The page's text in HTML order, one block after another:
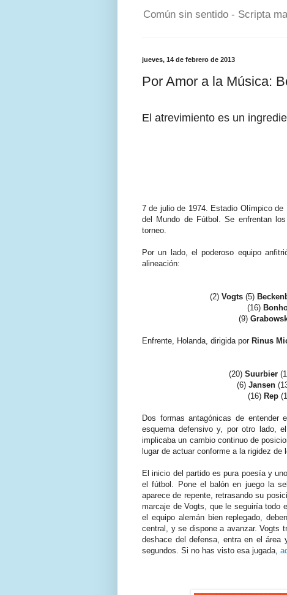
Común sin sentido - Scripta
jueves, 14 de febrero de 2013
Por Amor a la Música:
El atrevimiento es un
7 de julio de 1974. Estadio Olímpico de
del Mundo de Fútbol. Se enfrentan
torneo.
Por un lado, el poderoso equipo
alineación:
(2) Vogts(5)
(16)
(9)
Enfrente, Holanda, dirigida por Rinus
(20) Suurbier
(6) Jansen
(16) Rep
Dos formas antagónicas de
esquema defensivo y, por otro lado,
implicaba un cambio continuo de
lugar de actuar conforme a la rigidez
El inicio del partido es pura poesía y
el fútbol. Pone el balón en juego la
aparece de repente, retrasando su
marcaje de Vogts, que le seguiría todo
el equipo alemán bien replegado,
central, y se dispone a avanzar. Vogts
deshace del defensa, entra en el área
segundos. Si no has visto esa jugada,